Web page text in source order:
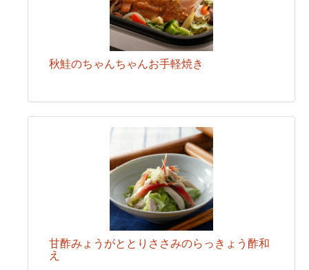
秋鮭のちゃんちゃんお手軽焼き
甘酢みょうがととりささみのらっきょう酢和
え